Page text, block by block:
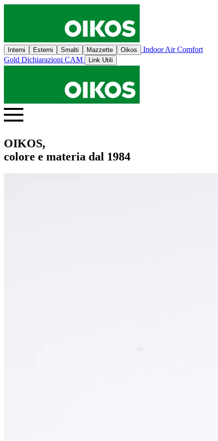
Interni Esterni Smalti Mazzette Oikos
Indoor Air Comfort
Gold Dichiarazioni CAM Link Utili
OIKOS,
colore e materia dal 1984